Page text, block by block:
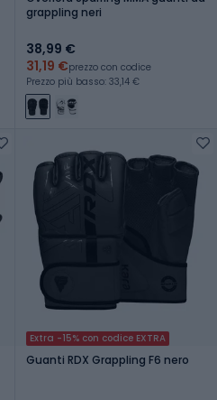
grappling neri
38,99 €
31,19 €prezzo con codice
Prezzo più basso: 33,14 €
Extra -15% con codice EXTRA
Guanti RDX Grappling F6 nero